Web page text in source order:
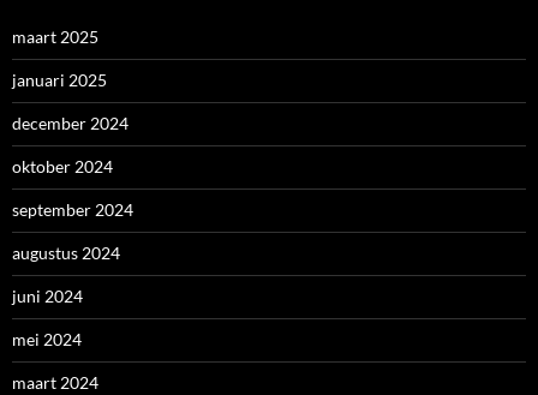
maart 2025
januari 2025
december 2024
oktober 2024
september 2024
augustus 2024
juni 2024
mei 2024
maart 2024